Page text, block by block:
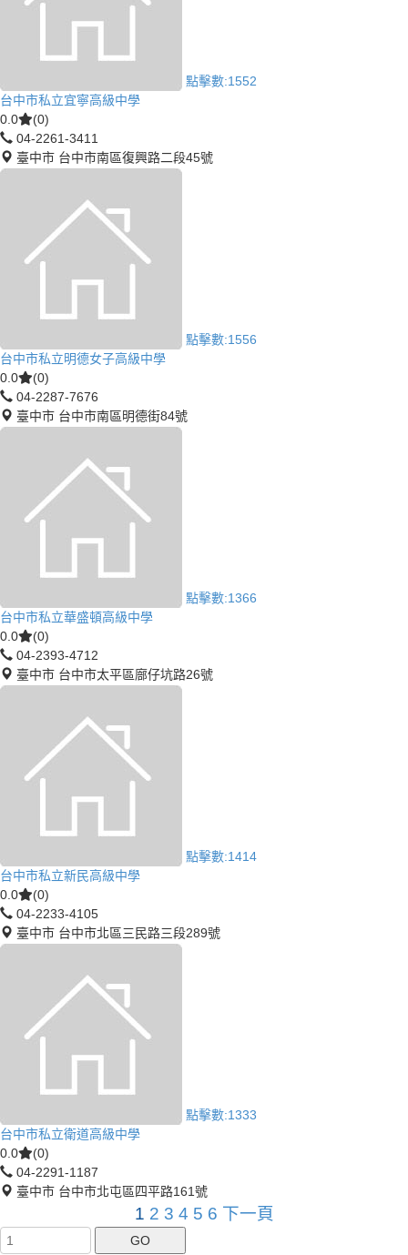
點擊數:1552
台中市私立宜寧高級中學
0.0
(0)
04-2261-3411
臺中市 台中市南區復興路二段45號
點擊數:1556
台中市私立明德女子高級中學
0.0
(0)
04-2287-7676
臺中市 台中市南區明德街84號
點擊數:1366
台中市私立華盛頓高級中學
0.0
(0)
04-2393-4712
臺中市 台中市太平區廍仔坑路26號
點擊數:1414
台中市私立新民高級中學
0.0
(0)
04-2233-4105
臺中市 台中市北區三民路三段289號
點擊數:1333
台中市私立衛道高級中學
0.0
(0)
04-2291-1187
臺中市 台中市北屯區四平路161號
1 2 3 4 5 6 下一頁